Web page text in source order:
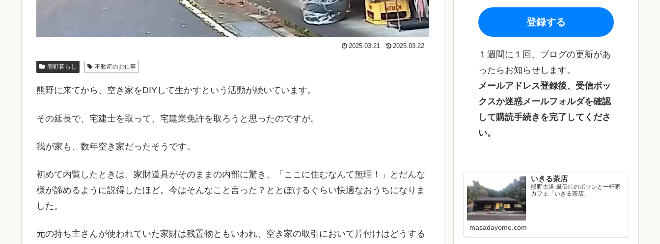
2025.03.21 2025.03.22
熊野暮らし 不動産のお仕事
熊野に来てから、空き家をDIYして生かすという活動が続いています。
その延長で、宅建士を取って、宅建業免許を取ろうと思ったのですが。
我が家も、数年空き家だったそうです。
初めて内覧したときは、家財道具がそのままの内部に驚き、「ここに住むなんて無理！」とだんな
様が諦めるように説得したほど。今はそんなこと言った？ととぼけるぐらい快適なおうちになりま
した。
元の持ち主さんが使われていた家財は残置物ともいわれ、空き家の取引において片付けはどうする
１週間に１回、ブログの更新があ
ったらお知らせします。
メールアドレス登録後、受信ボッ
クスか迷惑メールフォルダを確認
して購読手続きを完了してくださ
い。
いきる茶店
熊野古道 風伝峠のポツンと一軒家
カフェ「いきる茶店」
masadayome.com